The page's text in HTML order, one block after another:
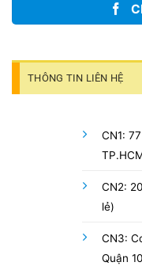
THÔNG TIN LIÊN HỆ
CN1:
CN2:
lẻ)
CN3:
Quận